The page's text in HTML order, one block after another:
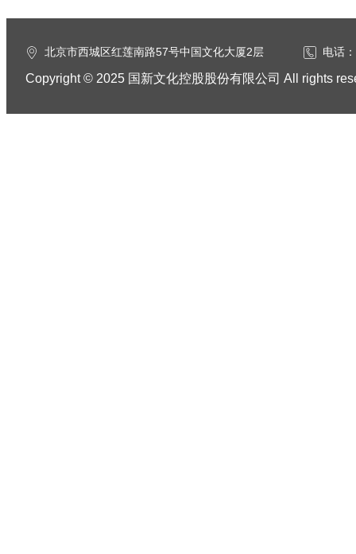
北京市西城区红莲南路57号中国文化大厦2层 电话
Copyright © 2025 国新文化控股股份有限公司 All rights